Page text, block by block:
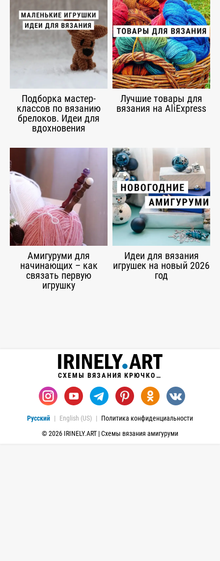
Подборка мастер-
классов по вязанию
брелоков. Идеи для
вдохновения
Лучшие товары для
вязания на AliExpress
Амигуруми для
начинающих – как
связать первую
игрушку
Идеи для вязания
игрушек на новый 2026
год
СХЕМЫ ВЯЗАНИЯ КРЮЧКОМ
Русский English (US)
Политика конфиденциальности
© 2026 IRINELY.ART | Схемы вязания амигуруми